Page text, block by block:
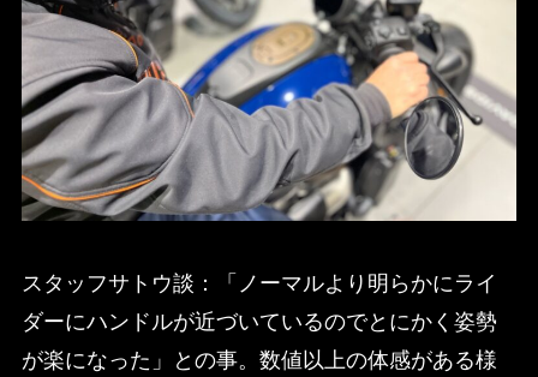
スタッフサトウ談：「ノーマルより明らかにライ
ダーにハンドルが近づいているのでとにかく姿勢
が楽になった」との事。数値以上の体感がある様